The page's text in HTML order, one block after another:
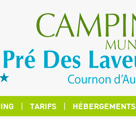
TARIFS HÉBERGEMENTS